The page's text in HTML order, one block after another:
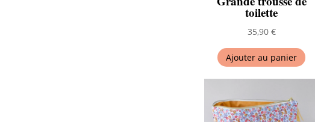
toilette
35,90 €
Ajouter au panier